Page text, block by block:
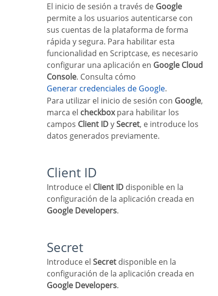
El inicio de sesión a través de Google
permite a los usuarios autenticarse con
sus cuentas de la plataforma de forma
rápida y segura. Para habilitar esta
funcionalidad en Scriptcase, es necesario
configurar una aplicación en Google Cloud
Console. Consulta cómo
Generar credenciales de Google.
Para utilizar el inicio de sesión con Google,
marca el checkboxpara habilitar los
campos Client IDySecret, e introduce los
datos generados previamente.
Client ID
Introduce el Client ID disponible en la
configuración de la aplicación creada en
Google Developers.
Secret
Introduce el Secret disponible en la
configuración de la aplicación creada en
Google Developers.